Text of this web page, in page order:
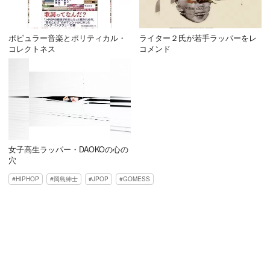
ポピュラー音楽とポリティカル・
コレクトネス
ライター２氏が若手ラッパーをレ
コメンド
女子高生ラッパー・DAOKOの心の
穴
HIPHOP 岡島紳士 JPOP GOMESS